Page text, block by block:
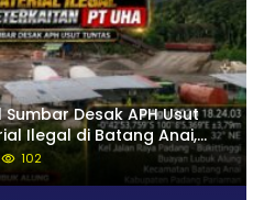
Sumbar Desak APH Usut
Ilegal di Batang Anai,
PT UHA Diminta
102